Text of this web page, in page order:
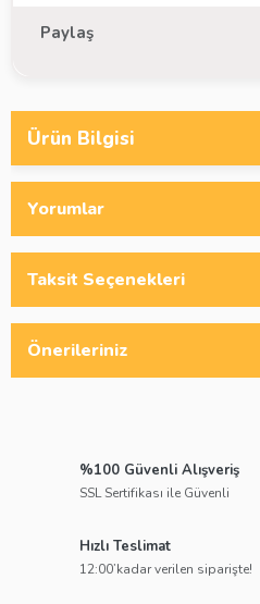
Paylaş
Ürün Bilgisi
Yorumlar
Taksit Seçenekleri
Önerileriniz
%100 Güvenli Alışveriş
SSL Sertifikası ile Güvenli
Hızlı Teslimat
12:00’kadar verilen siparişte!